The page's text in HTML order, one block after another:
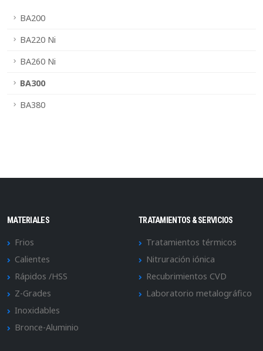
BA200
BA220 Ni
BA260 Ni
BA300
BA380
MATERIALES
Frios
Calientes
Rápidos /HSS
Z-Grades
Inoxidables
Bronce-Aluminio
TRATAMIENTOS & SERVICIOS
Tratamientos térmicos
Nitruración iónica
Recubrimientos CVD
Laboratorio metalográfico